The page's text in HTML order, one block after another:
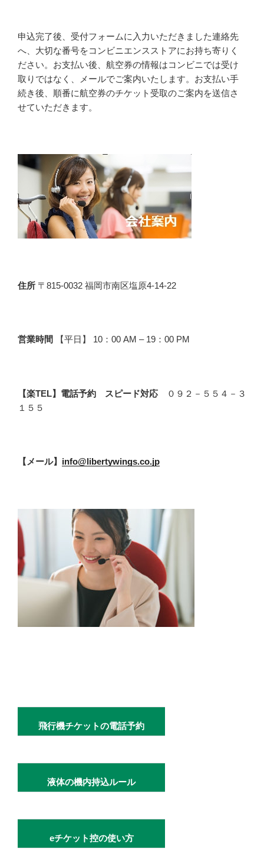
申込完了後、受付フォームに入力いただきました連絡先
へ、大切な番号をコンビニエンスストアにお持ち寄りく
ださい。お支払い後、航空券の情報はコンビニでは受け
取りではなく、メールでご案内いたします。お支払い手
続き後、順番に航空券のチケット受取のご案内を送信さ
せていただきます。
住所 〒815-0032 福岡市南区塩原4-14-22
営業時間 【平日】 10：00 AM – 19：00 PM
【楽TEL】電話予約 スピード対応
０９２－５５４－３
１５５
【メール】 info@libertywings.co.jp
飛行機チケットの電話予約
液体の機内持込ルール
eチケット控の使い方